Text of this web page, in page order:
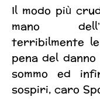
Il modo più
mano
terribilmente
pena del
sommo ed
sospiri, caro